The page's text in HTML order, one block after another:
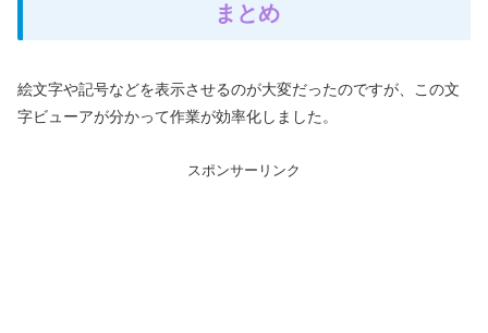
まとめ
絵文字や記号などを表示させるのが大変だったのですが、この文
字ビューアが分かって作業が効率化しました。
スポンサーリンク